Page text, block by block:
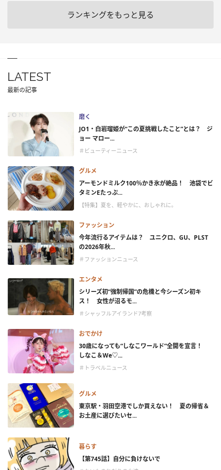
ランキングをもっと見る
LATEST
最新の記事
磨く
JO1・白岩瑠姫が“この夏挑戦したこと”とは？ ジ
ョー マロー...
＃ビューティーニュース
グルメ
アーモンドミルク100％かき氷が絶品！ 池袋でビ
タミンEたっぷ...
【特集】夏を、軽やかに、おしゃれに。
ファッション
今年流行るアイテムは？ ユニクロ、GU、PLST
の2026年秋...
＃ファッションニュース
エンタメ
シリーズ初“強制帰国”の危機と今シーズン初キ
ス！ 女性が沼るモ...
＃シャッフルアイランド7考察
おでかけ
30歳になっても“しなこワールド”全開を宣言！
しなこ＆We♡...
＃トラベルニュース
グルメ
東京駅・羽田空港でしか買えない！ 夏の帰省＆
お土産に選びたいセ...
暮らす
【第745話】自分に負けないで